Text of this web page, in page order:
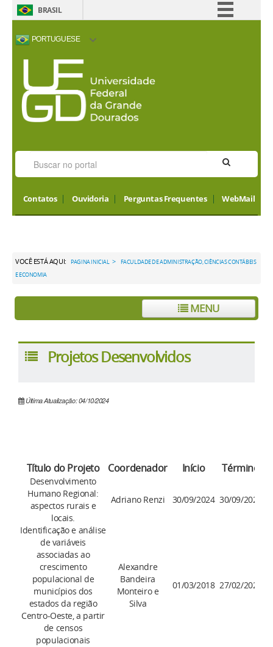
BRASIL
PORTUGUESE
ACESSIBILIDADE ALTO CONTRASTE
VISITORS
Contatos Ouvidoria Perguntas Frequentes WebMail
VOCÊ ESTÁ AQUI: PAGINA INICIAL >
FACULDADE DE ADMINISTRAÇÃO, CIÊNCIAS CONTÁBEIS
E ECONOMIA
MENU
Projetos Desenvolvidos
Última Atualização: 04/10/2024
Título do Projeto Coordenador Início Término
Desenvolvimento
Humano Regional:
aspectos rurais e
locais.
Adriano Renzi 30/09/2024 30/09/2028
Identificação e análise
de variáveis
associadas ao
crescimento
populacional de
municípios dos
estados da região
Centro-Oeste, a partir
de censos
populacionais
Alexandre
Bandeira
Monteiro e
Silva
01/03/2018 27/02/2026